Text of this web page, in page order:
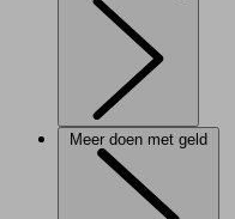
Meer doen met geld